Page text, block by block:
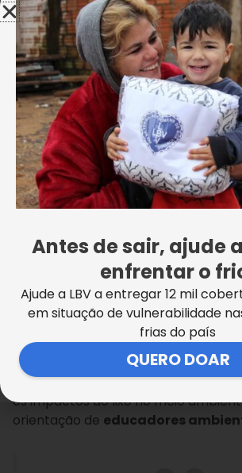
Legião da Boa
Fortaleza/CE.
Crédito: Leticia Cristina
A programação da oficina incluiu
os impactos do lixo no meio
orientação de educadores
Antes de sair, ajude
enfrentar o
Ajude a LBV a entregar 12 mil
em situação de vulnerabilidade
frias do país
QUERO DOAR